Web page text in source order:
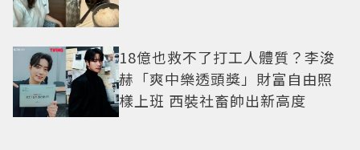
18億也救不了打工人體質？李浚
赫「爽中樂透頭獎」財富自由照
樣上班 西裝社畜帥出新高度